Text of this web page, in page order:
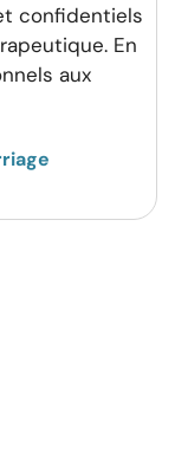
confidentiels
En
aux